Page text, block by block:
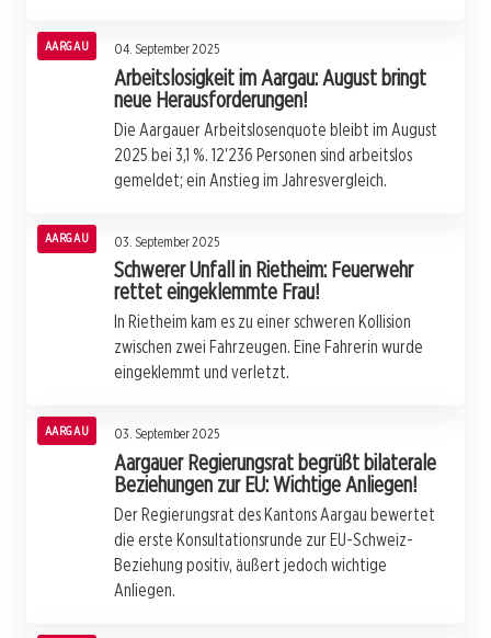
AARGAU 04. September 2025
Arbeitslosigkeit im Aargau: August bringt
neue Herausforderungen!
Die Aargauer Arbeitslosenquote bleibt im August
2025 bei 3,1 %. 12'236 Personen sind arbeitslos
gemeldet; ein Anstieg im Jahresvergleich.
AARGAU 03. September 2025
Schwerer Unfall in Rietheim: Feuerwehr
rettet eingeklemmte Frau!
In Rietheim kam es zu einer schweren Kollision
zwischen zwei Fahrzeugen. Eine Fahrerin wurde
eingeklemmt und verletzt.
AARGAU 03. September 2025
Aargauer Regierungsrat begrüßt bilaterale
Beziehungen zur EU: Wichtige Anliegen!
Der Regierungsrat des Kantons Aargau bewertet
die erste Konsultationsrunde zur EU-Schweiz-
Beziehung positiv, äußert jedoch wichtige
Anliegen.